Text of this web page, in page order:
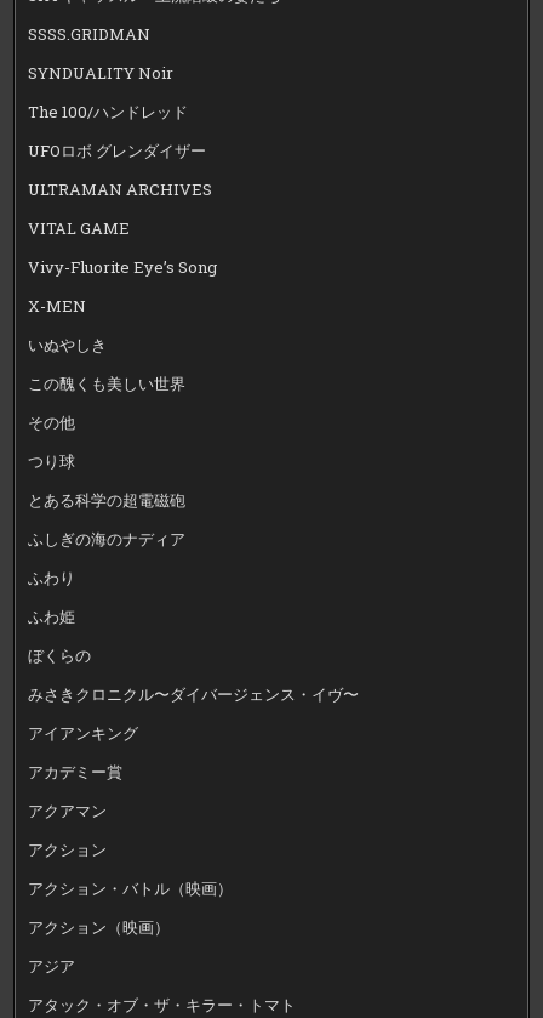
SSSS.GRIDMAN
SYNDUALITY Noir
The 100/ハンドレッド
UFOロボ グレンダイザー
ULTRAMAN ARCHIVES
VITAL GAME
Vivy-Fluorite Eye’s Song
X-MEN
いぬやしき
この醜くも美しい世界
その他
つり球
とある科学の超電磁砲
ふしぎの海のナディア
ふわり
ふわ姫
ぼくらの
みさきクロニクル〜ダイバージェンス・イヴ〜
アイアンキング
アカデミー賞
アクアマン
アクション
アクション・バトル（映画）
アクション（映画）
アジア
アタック・オブ・ザ・キラー・トマト